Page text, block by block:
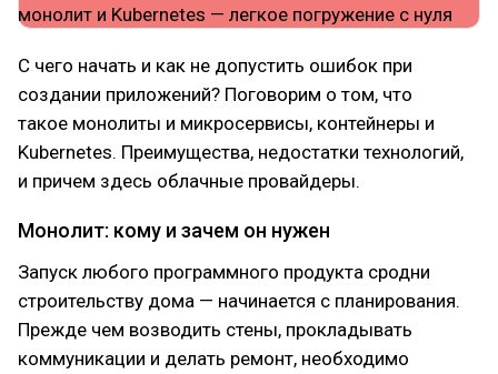
С чего начать и как не допустить ошибок при
создании приложений? Поговорим о том, что
такое монолиты и микросервисы, контейнеры и
Kubernetes. Преимущества, недостатки технологий,
и причем здесь облачные провайдеры.
Монолит: кому и зачем он нужен
Запуск любого программного продукта сродни
строительству дома — начинается с планирования.
Прежде чем возводить стены, прокладывать
коммуникации и делать ремонт, необходимо